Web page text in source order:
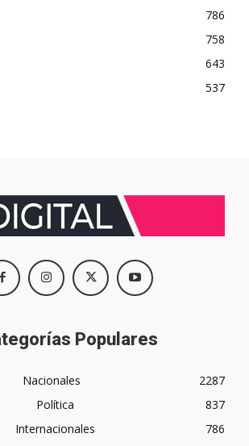
786
758
643
537
Populares
Nacionales
2287
Política
837
Internacionales
786